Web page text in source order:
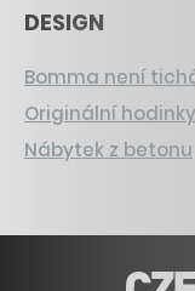
DESIGN
Bomma není
Originální hodinky
Nábytek z betonu